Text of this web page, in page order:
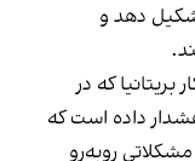
دهد و
که در
هشدار داده است که
روبه‌رو